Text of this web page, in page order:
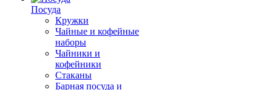
Посуда
Кружки
Чайные и кофейные
наборы
Чайники и
кофейники
Стаканы
Барная посуда и